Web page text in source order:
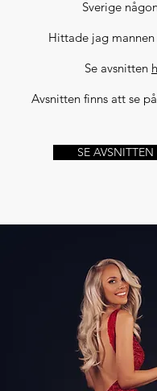
Sverige
Hittade jag
Se avsnitten
Avsnitten finns att se
SE